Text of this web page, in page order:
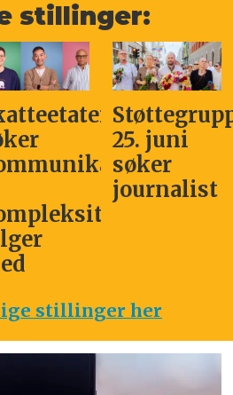
stillinger:
25. juni
søker
journalist
stillinger her